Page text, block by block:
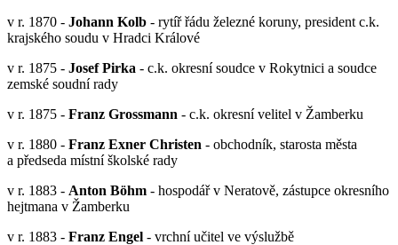
v r. 1870 - Johann Kolb - rytíř řádu železné koruny, president c.k.
krajského soudu v Hradci Králové
v r. 1875 - Josef Pirka - c.k. okresní soudce v Rokytnici a soudce
zemské soudní rady
v r. 1875 - Franz Grossmann - c.k. okresní velitel v Žamberku
v r. 1880 - Franz Exner Christen - obchodník, starosta města
a předseda místní školské rady
v r. 1883 - Anton Böhm - hospodář v Neratově, zástupce okresního
hejtmana v Žamberku
v r. 1883 - Franz Engel - vrchní učitel ve výslužbě